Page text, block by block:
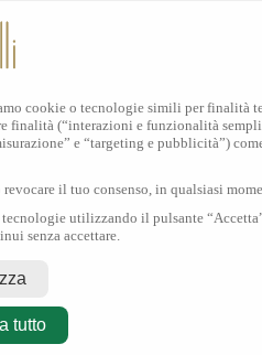
shop
2026
cookie o tecnologie simili per finalità
finalità (“interazioni e funzionalità
e “targeting e pubblicità”)
il tuo consenso, in qualsiasi
utilizzando il pulsante
senza accettare.
tutto